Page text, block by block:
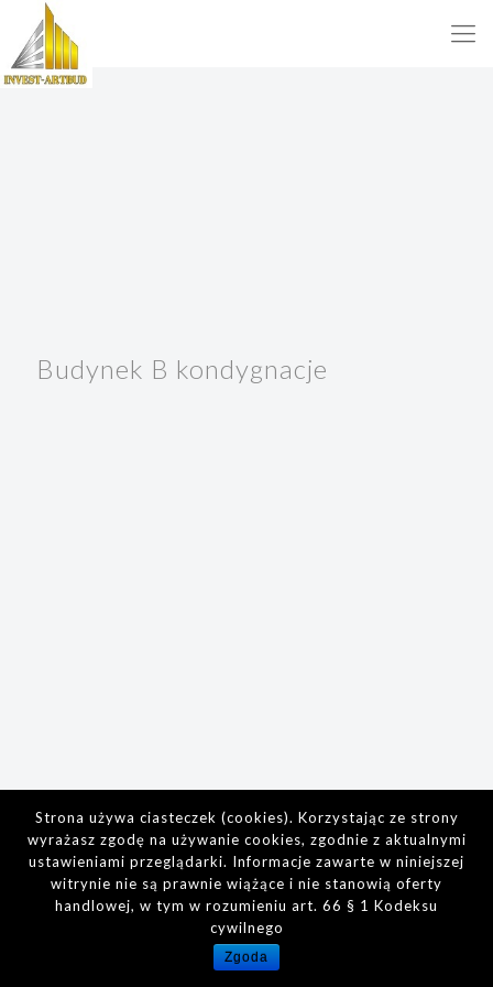
Budynek B kondygnacje
Strona używa ciasteczek (cookies). Korzystając ze strony
wyrażasz zgodę na używanie cookies, zgodnie z aktualnymi
ustawieniami przeglądarki. Informacje zawarte w niniejszej
witrynie nie są prawnie wiążące i nie stanowią oferty
handlowej, w tym w rozumieniu art. 66 § 1 Kodeksu
cywilnego
Zgoda